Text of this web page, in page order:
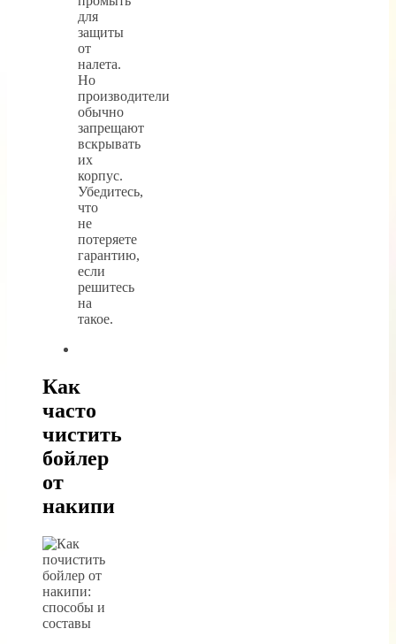
для
защиты
от
налета.
Но
производители
обычно
запрещают
вскрывать
их
корпус.
Убедитесь,
что
не
потеряете
гарантию,
если
решитесь
на
такое.
Как
часто
чистить
бойлер
от
накипи